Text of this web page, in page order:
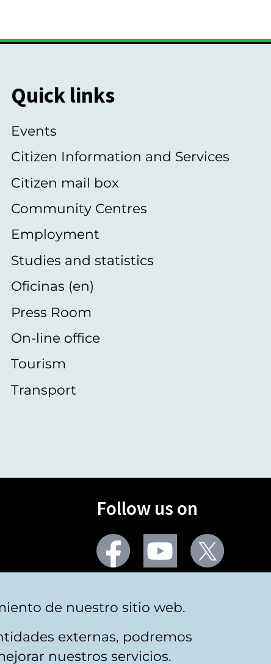
Quick links
Events
Citizen Information and Services
Citizen mail box
Community Centres
Employment
Studies and statistics
Oficinas (en)
Press Room
On-line office
Tourism
Transport
Follow us on
Facebook Youtube
de nuestro sitio web.
externas, podremos
nuestros servicios.